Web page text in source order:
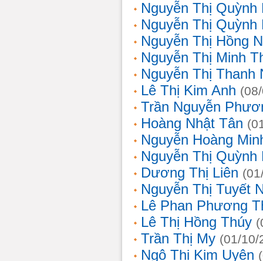
Nguyễn Thị Quỳnh
Nguyễn Thị Quỳnh
Nguyễn Thị Hồng
Nguyễn Thị Minh
Nguyễn Thị Thanh
Lê Thị Kim Anh
Trần Nguyễn
Hoàng Nhật Tân
Nguyễn Hoàng
Nguyễn Thị Quỳnh
Dương Thị Liên
Nguyễn Thị Tuyết
Lê Phan Phương
Lê Thị Hồng Thúy
Trần Thị My (01/10/
Ngô Thi Kim Uyên